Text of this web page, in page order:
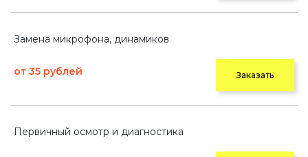
Замена микрофона, динамиков
от 35 рублей Заказать
Первичный осмотр и диагностика